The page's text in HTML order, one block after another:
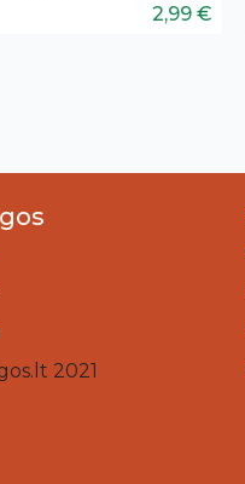
2,99 €
2021